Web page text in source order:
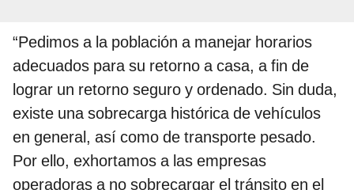
“Pedimos a la población a manejar horarios
adecuados para su retorno a casa, a fin de
lograr un retorno seguro y ordenado. Sin duda,
existe una sobrecarga histórica de vehículos
en general, así como de transporte pesado.
Por ello, exhortamos a las empresas
operadoras a no sobrecargar el tránsito en el